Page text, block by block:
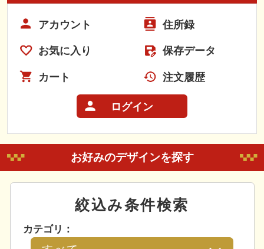
アカウント 住所録
お気に入り 保存データ
カート 注文履歴
ログイン
お好みのデザインを探す
絞込み条件検索
カテゴリ：